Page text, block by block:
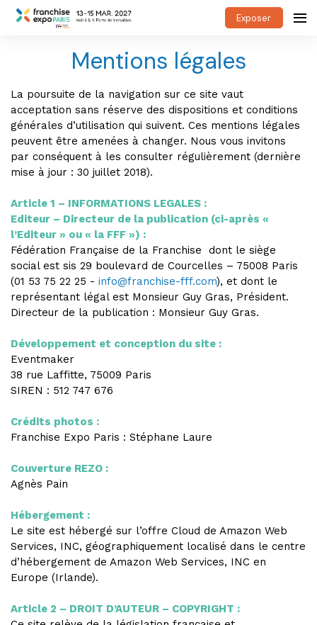
Exposer
Mentions légales
La poursuite de la navigation sur ce site vaut
acceptation sans réserve des dispositions et conditions
générales d’utilisation qui suivent. Ces mentions légales
peuvent être amenées à changer. Nous vous invitons
par conséquent à les consulter régulièrement (dernière
mise à jour : 30 juillet 2018).
Article 1 – INFORMATIONS LEGALES :
Editeur – Directeur de la publication (ci-après «
l’Editeur » ou « la FFF ») :
Fédération Française de la Franchise dont le siège
social est sis 29 boulevard de Courcelles – 75008 Paris
(01 53 75 22 25 - info@franchise-fff.com), et dont le
représentant légal est Monsieur Guy Gras, Président.
Directeur de la publication : Monsieur Guy Gras.
Développement et conception du site :
Eventmaker
38 rue Laffitte, 75009 Paris
SIREN : 512 747 676
Crédits photos :
Franchise Expo Paris : Stéphane Laure
Couverture REZO :
Agnès Pain
Hébergement :
Le site est hébergé sur l’offre Cloud de Amazon Web
Services, INC, géographiquement localisé dans le centre
d’hébergement de Amazon Web Services, INC en
Europe (Irlande).
Article 2 – DROIT D’AUTEUR – COPYRIGHT :